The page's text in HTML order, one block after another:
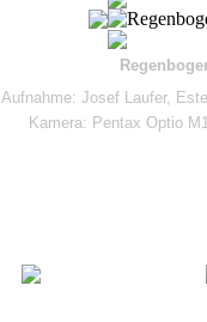
Aufnahme: Josef Laufer,
Kamera: Pentax Optio